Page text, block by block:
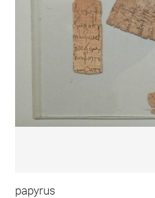
papyrus